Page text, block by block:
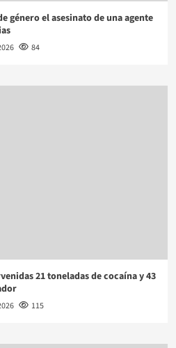
género el asesinato de una agente
84
21 toneladas de cocaína y 43
115